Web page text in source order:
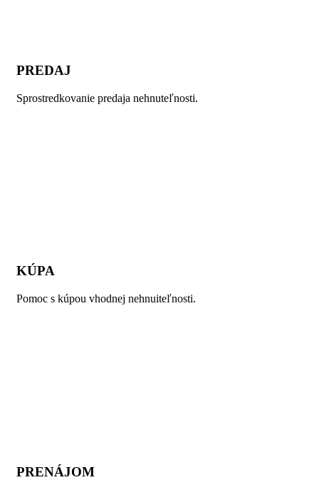
PREDAJ
Sprostredkovanie predaja nehnuteľnosti.
KÚPA
Pomoc s kúpou vhodnej nehnuiteľnosti.
PRENÁJOM